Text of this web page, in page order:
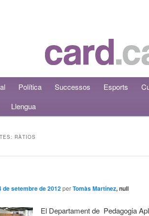
principal
secundari
Política Successos Esports
Llengua
RÀTIOS
de setembre de 2012 perTomàs Martínez, null
El Departament de Pedagogia